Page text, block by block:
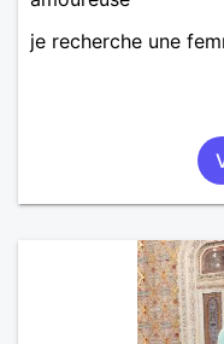
je recherche une